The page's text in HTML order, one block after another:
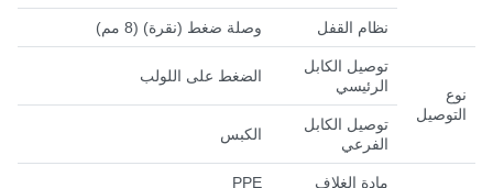
نظام القفل وصلة ضغط (نقرة) (8 مم)
نوع
التوصيل
توصيل الكابل
الرئيسي
الضغط على اللولب
توصيل الكابل
الفرعي
الكبس
مادة الغلاف PPE